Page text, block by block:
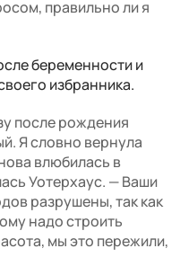
правильно ли я
беременности и
избранника.
после рождения
Я словно вернула
влюбилась в
Уотерхаус. — Ваши
разрушены, так как
надо строить
мы это пережили,